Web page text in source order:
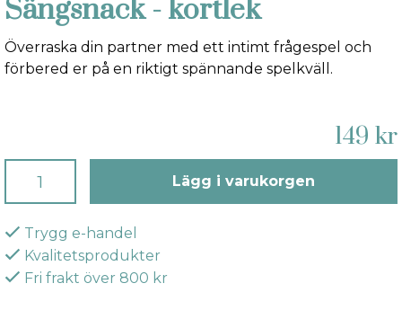
Sängsnack - kortlek
Överraska din partner med ett intimt frågespel och
förbered er på en riktigt spännande spelkväll.
149 kr
Lägg i varukorgen
Trygg e-handel
Kvalitetsprodukter
Fri frakt över 800 kr